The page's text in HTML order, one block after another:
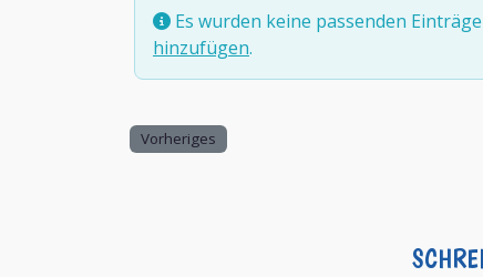
Es wurden keine passenden
hinzufügen.
Vorheriges